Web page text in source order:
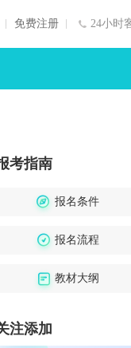
24小时
免费注册
考指南
报名条件
报名流程
教材大纲
注添加